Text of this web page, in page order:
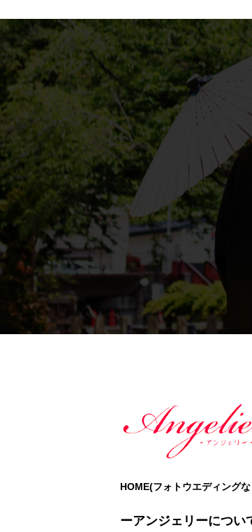
HOME(フォトウエディング
ーアンジェリーについ